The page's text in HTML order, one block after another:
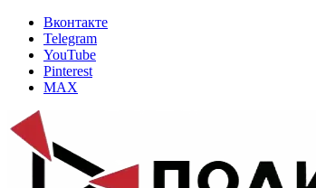
Вконтакте
Telegram
YouTube
Pinterest
MAX